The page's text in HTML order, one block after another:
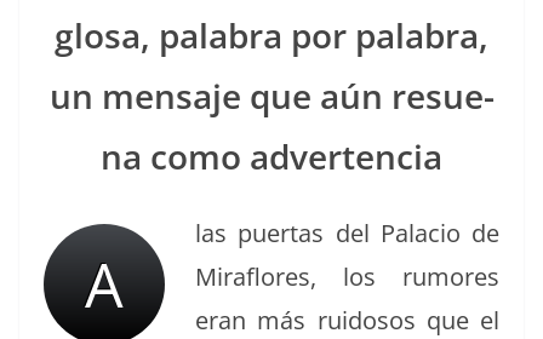
glosa, pal­abra por pal­abra,
un men­saje que aún resue­
na como advertencia
A
las puer­tas del Pala­cio de
Miraflo­res, los rumores
eran más rui­dosos que el